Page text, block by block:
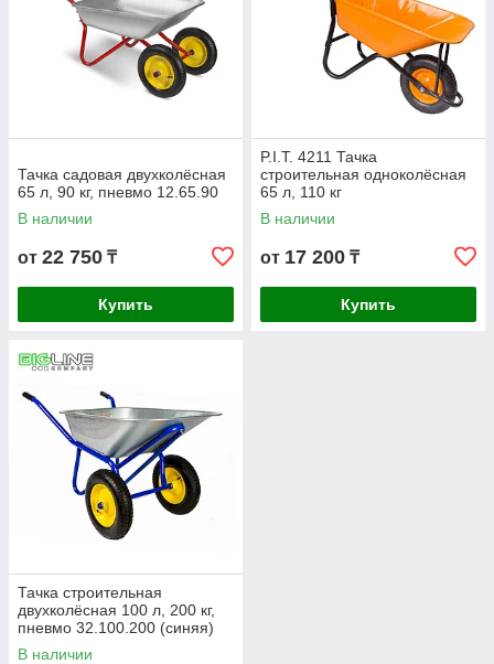
Тачка садовая двухколёсная
65 л, 90 кг, пневмо 12.65.90
В наличии
от 22 750 ₸
Купить
P.I.T. 4211 Тачка
строительная одноколёсная
65 л, 110 кг
В наличии
от 17 200 ₸
Купить
Тачка строительная
двухколёсная 100 л, 200 кг,
пневмо 32.100.200 (синяя)
В наличии